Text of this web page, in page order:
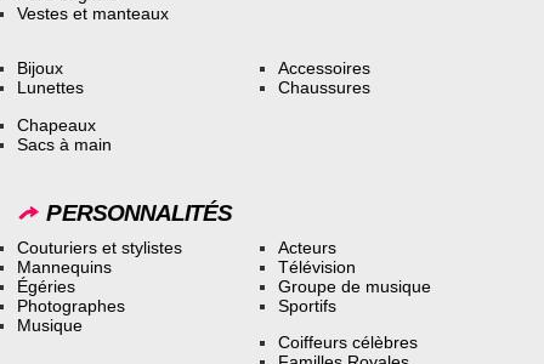
Vestes et manteaux
Bijoux
Lunettes
Accessoires
Chaussures
Chapeaux
Sacs à main
PERSONNALITÉS
Couturiers et stylistes
Mannequins
Égéries
Photographes
Musique
Acteurs
Télévision
Groupe de musique
Sportifs
Coiffeurs célèbres